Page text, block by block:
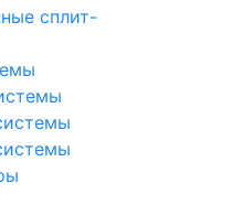
сплит-